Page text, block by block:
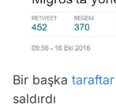
Bir başka taraftar
saldırdı